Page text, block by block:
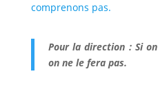
comprenons pas.
Pour la direction : Si
on ne le fera pas.